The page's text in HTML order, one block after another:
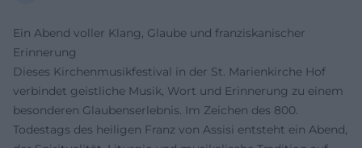
Ein Abend voller Klang, Glaube und franziskanischer
Erinnerung
Dieses Kirchenmusikfestival in der St. Marienkirche Hof
verbindet geistliche Musik, Wort und Erinnerung zu einem
besonderen Glaubenserlebnis. Im Zeichen des 800.
Todestags des heiligen Franz von Assisi entsteht ein Abend,